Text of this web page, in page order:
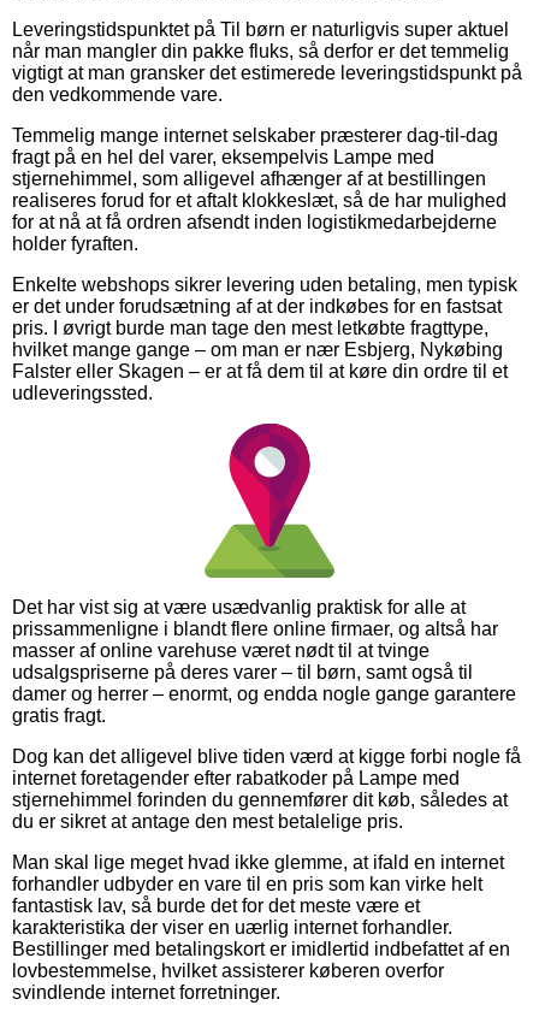
Leveringstidspunktet på Til børn er naturligvis super aktuel
når man mangler din pakke fluks, så derfor er det temmelig
vigtigt at man gransker det estimerede leveringstidspunkt på
den vedkommende vare.
Temmelig mange internet selskaber præsterer dag-til-dag
fragt på en hel del varer, eksempelvis Lampe med
stjernehimmel, som alligevel afhænger af at bestillingen
realiseres forud for et aftalt klokkeslæt, så de har mulighed
for at nå at få ordren afsendt inden logistikmedarbejderne
holder fyraften.
Enkelte webshops sikrer levering uden betaling, men typisk
er det under forudsætning af at der indkøbes for en fastsat
pris. I øvrigt burde man tage den mest letkøbte fragttype,
hvilket mange gange – om man er nær Esbjerg, Nykøbing
Falster eller Skagen – er at få dem til at køre din ordre til et
udleveringssted.
Det har vist sig at være usædvanlig praktisk for alle at
prissammenligne i blandt flere online firmaer, og altså har
masser af online varehuse været nødt til at tvinge
udsalgspriserne på deres varer – til børn, samt også til
damer og herrer – enormt, og endda nogle gange garantere
gratis fragt.
Dog kan det alligevel blive tiden værd at kigge forbi nogle få
internet foretagender efter rabatkoder på Lampe med
stjernehimmel forinden du gennemfører dit køb, således at
du er sikret at antage den mest betalelige pris.
Man skal lige meget hvad ikke glemme, at ifald en internet
forhandler udbyder en vare til en pris som kan virke helt
fantastisk lav, så burde det for det meste være et
karakteristika der viser en uærlig internet forhandler.
Bestillinger med betalingskort er imidlertid indbefattet af en
lovbestemmelse, hvilket assisterer køberen overfor
svindlende internet forretninger.